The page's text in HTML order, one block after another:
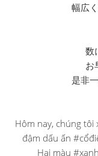
幅広
数
お
是非
Hôm nay, chúng tôi
đậm dấu ấn
Hai màu